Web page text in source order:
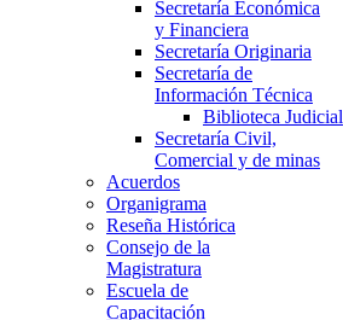
Secretaría Económica
y Financiera
Secretaría Originaria
Secretaría de
Información Técnica
Biblioteca Judicial
Secretaría Civil,
Comercial y de minas
Acuerdos
Organigrama
Reseña Histórica
Consejo de la
Magistratura
Escuela de
Capacitación